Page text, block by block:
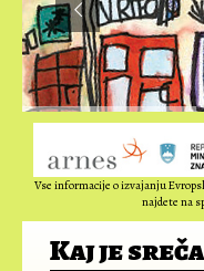
Vse informacije o izvajanju
najdete na
Kaj je